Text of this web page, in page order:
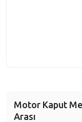
Motor Kaput
Arası